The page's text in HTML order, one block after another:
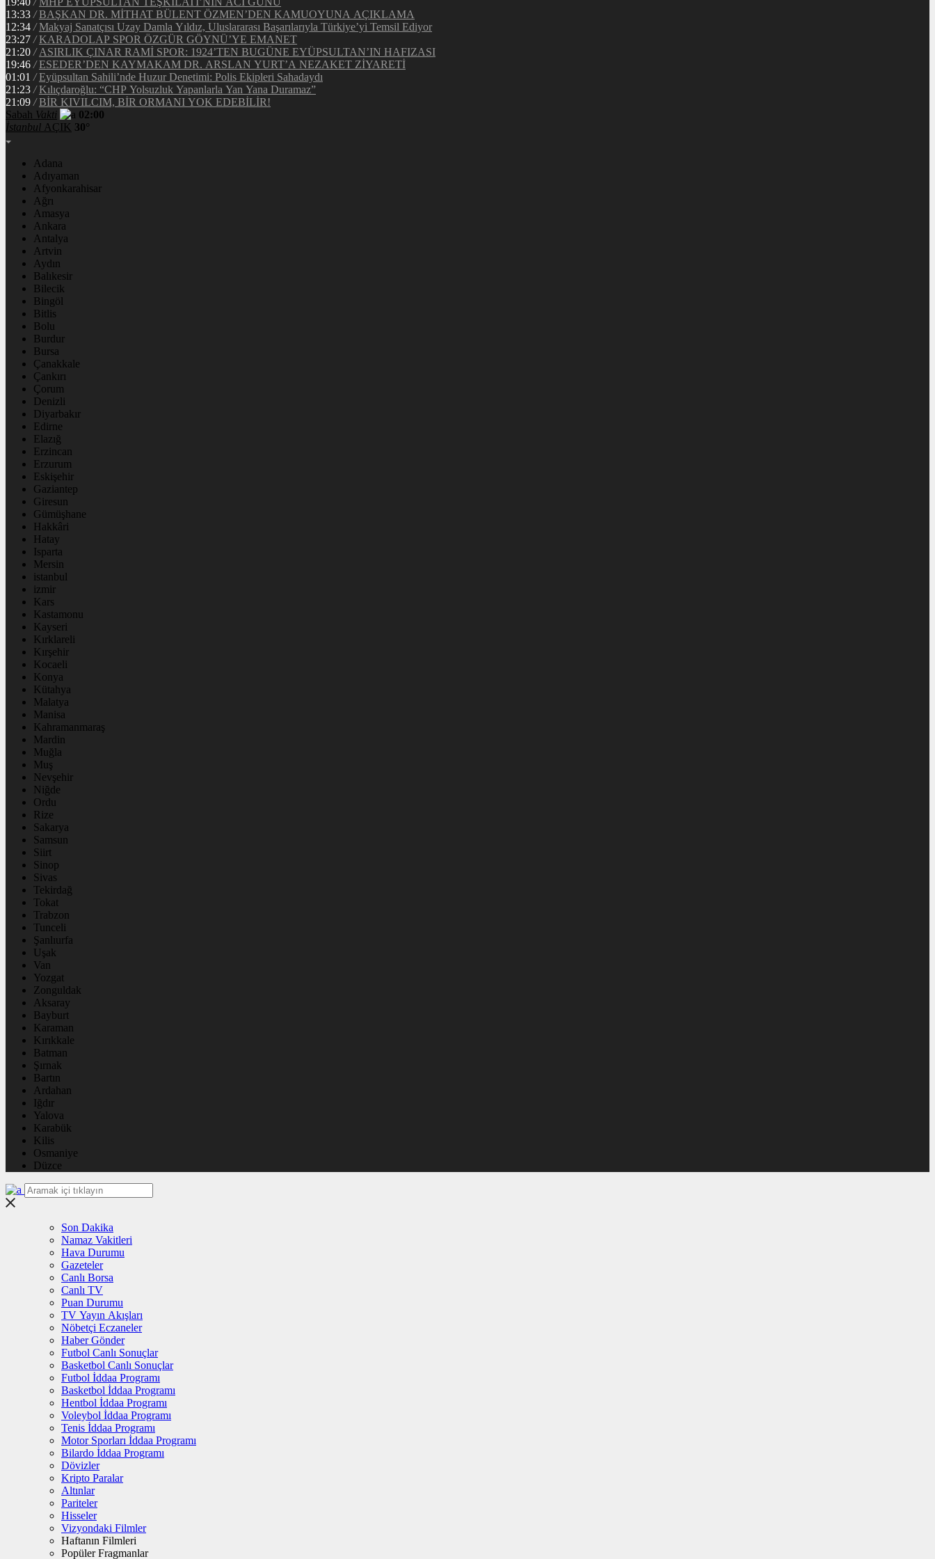
13:33 / BAŞKAN DR. MİTHAT BÜLENT ÖZMEN’DEN KAMUOYUNA AÇIKLAMA
12:34 / Makyaj Sanatçısı Uzay Damla Yıldız, Uluslararası Başarılarıyla Türkiye’yi Temsil Ediyor
23:27 / KARADOLAP SPOR ÖZGÜR GÖYNÜ’YE EMANET
21:20 / ASIRLIK ÇINAR RAMİ SPOR: 1924’TEN BUGÜNE EYÜPSULTAN’IN HAFIZASI
19:46 / ESEDER’DEN KAYMAKAM DR. ARSLAN YURT’A NEZAKET ZİYARETİ
01:01 / Eyüpsultan Sahili’nde Huzur Denetimi: Polis Ekipleri Sahadaydı
21:23 / Kılıçdaroğlu: “CHP Yolsuzluk Yapanlarla Yan Yana Duramaz”
21:09 / BİR KIVILCIM, BİR ORMANI YOK EDEBİLİR!
Sabah Vakti
02:00
İstanbul AÇIK 30°
Adana
Adıyaman
Afyonkarahisar
Ağrı
Amasya
Ankara
Antalya
Artvin
Aydın
Balıkesir
Bilecik
Bingöl
Bitlis
Bolu
Burdur
Bursa
Çanakkale
Çankırı
Çorum
Denizli
Diyarbakır
Edirne
Elazığ
Erzincan
Erzurum
Eskişehir
Gaziantep
Giresun
Gümüşhane
Hakkâri
Hatay
Isparta
Mersin
istanbul
izmir
Kars
Kastamonu
Kayseri
Kırklareli
Kırşehir
Kocaeli
Konya
Kütahya
Malatya
Manisa
Kahramanmaraş
Mardin
Muğla
Muş
Nevşehir
Niğde
Ordu
Rize
Sakarya
Samsun
Siirt
Sinop
Sivas
Tekirdağ
Tokat
Trabzon
Tunceli
Şanlıurfa
Uşak
Van
Yozgat
Zonguldak
Aksaray
Bayburt
Karaman
Kırıkkale
Batman
Şırnak
Bartın
Ardahan
Iğdır
Yalova
Karabük
Kilis
Osmaniye
Düzce
Son Dakika
Namaz Vakitleri
Hava Durumu
Gazeteler
Canlı Borsa
Canlı TV
Puan Durumu
TV Yayın Akışları
Nöbetçi Eczaneler
Haber Gönder
Futbol Canlı Sonuçlar
Basketbol Canlı Sonuçlar
Futbol İddaa Programı
Basketbol İddaa Programı
Hentbol İddaa Programı
Voleybol İddaa Programı
Tenis İddaa Programı
Motor Sporları İddaa Programı
Bilardo İddaa Programı
Dövizler
Kripto Paralar
Altınlar
Pariteler
Hisseler
Vizyondaki Filmler
Haftanın Filmleri
Popüler Fragmanlar